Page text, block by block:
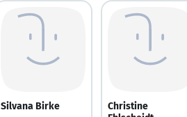
Silvana Birke
Christine